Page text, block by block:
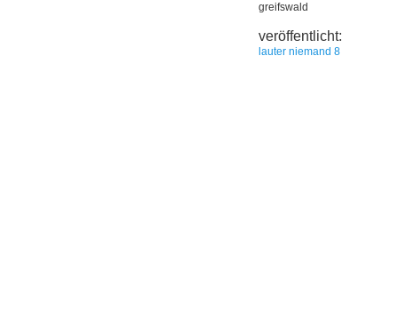
greifswald
veröffentlicht:
lauter niemand 8